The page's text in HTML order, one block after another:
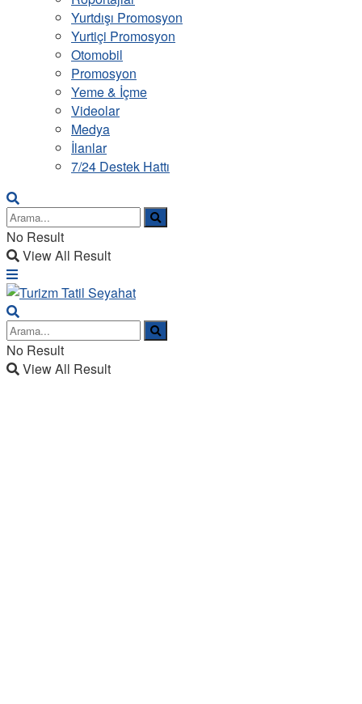
Yurtdışı Promosyon
Yurtiçi Promosyon
Otomobil
Promosyon
Yeme & İçme
Videolar
Medya
İlanlar
7/24 Destek Hattı
No Result
View All Result
No Result
View All Result